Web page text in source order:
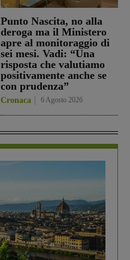
Punto Nascita, no alla
deroga ma il Ministero
apre al monitoraggio di
sei mesi. Vadi: “Una
risposta che valutiamo
positivamente anche se
con prudenza”
Cronaca 6 Agosto 2026